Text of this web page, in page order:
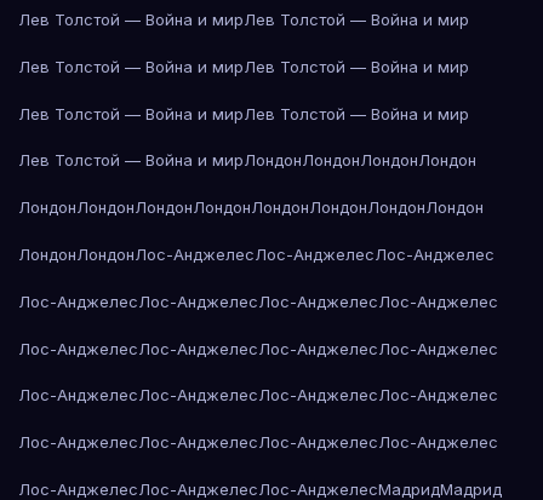
Лев Толстой — Война и мирЛев Толстой — Война и мир
Лев Толстой — Война и мирЛев Толстой — Война и мир
Лев Толстой — Война и мирЛев Толстой — Война и мир
Лев Толстой — Война и мирЛондонЛондонЛондонЛондон
ЛондонЛондонЛондонЛондонЛондонЛондонЛондонЛондон
ЛондонЛондонЛос-АнджелесЛос-АнджелесЛос-Анджелес
Лос-АнджелесЛос-АнджелесЛос-АнджелесЛос-Анджелес
Лос-АнджелесЛос-АнджелесЛос-АнджелесЛос-Анджелес
Лос-АнджелесЛос-АнджелесЛос-АнджелесЛос-Анджелес
Лос-АнджелесЛос-АнджелесЛос-АнджелесЛос-Анджелес
Лос-АнджелесЛос-АнджелесЛос-АнджелесМадридМадрид